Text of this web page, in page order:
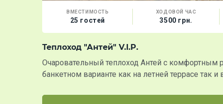
ВМЕСТИМОСТЬ
25 гостей
ХОДОВОЙ ЧАС
3500 грн.
Теплоход "Антей" V.I.P.
Очаровательный теплоход Антей с комфортным
банкетном варианте как на летней террасе так и